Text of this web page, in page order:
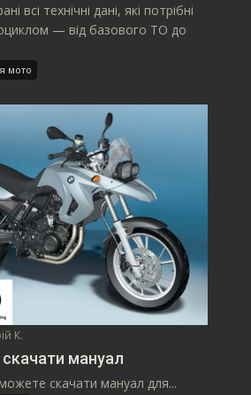
всі технічні дані, які потрібні
— від базового ТО до
мото
К.
скачати мануал
можете скачати мануал для...